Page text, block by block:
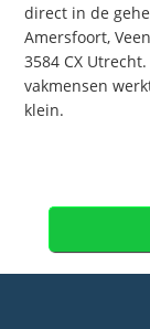
direct in de
Amersfoort,
3584 CX
vakmensen
klein.